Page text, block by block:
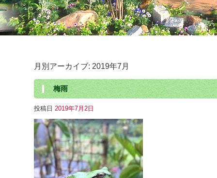
月別アーカイブ: 2019年7月
梅雨
投稿日 2019年7月2日